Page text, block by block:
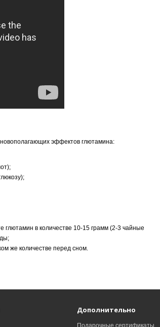
эффектов глютамина:
глютамин в количестве 10-15 грамм (2-3 чайные
же количестве перед сном.
Дополнительно
Подарочные сертификаты